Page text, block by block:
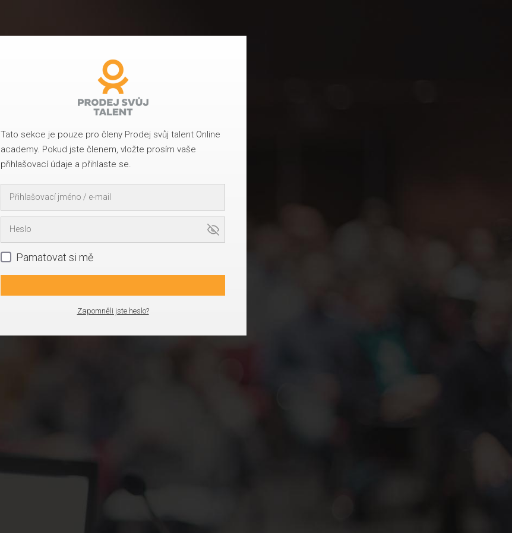
Tato sekce je pouze pro členy Prodej svůj talent Online
academy. Pokud jste členem, vložte prosím vaše
přihlašovací údaje a přihlaste se.
Pamatovat si mě
Zapomněli jste heslo?